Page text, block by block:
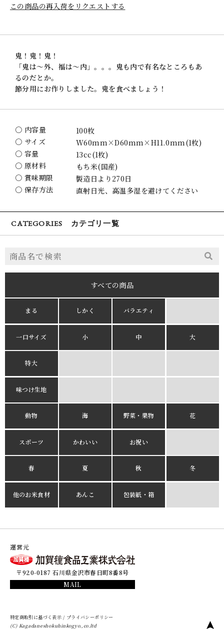
この商品の再入荷をリクエストする
鬼！鬼！鬼！
「鬼は～外、福は～内」。。。鬼も内で有名なところもあ
るのだとか。
節分用にお作りしました。鬼を食べましょう！
〇 内容量
100枚
〇 サイズ
W60mm×D60mm×H11.0mm(1枚)
〇 容量
13cc(1枚)
〇 原材料
もち米(国産)
〇 賞味期限
製造日より270日
〇 保存方法
直射日光、高温多湿を避けてください
CATEGORIES カテゴリ一覧
すべての商品
まる しかく バラエティ
一口サイズ 小 中 大
特大
味つけ生地
動物 海 野菜・果物 花
スポーツ かわいい お祝い
春 夏 秋 冬
他のお米食材 あんこ 包装紙・箱
運営元
〒920-0187 石川県金沢市春日町8番8号
MAIL
特定商取引に基づく表示/ プライバシーポリシー
(C) Kagadaneshokuhinkogyo.,co.ltd